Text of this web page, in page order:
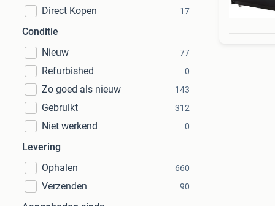
Direct Kopen
17
Conditie
Nieuw
77
Refurbished 0
Zo goed als nieuw 143
Gebruikt 312
Niet werkend 0
Levering
Ophalen
660
Verzenden 90